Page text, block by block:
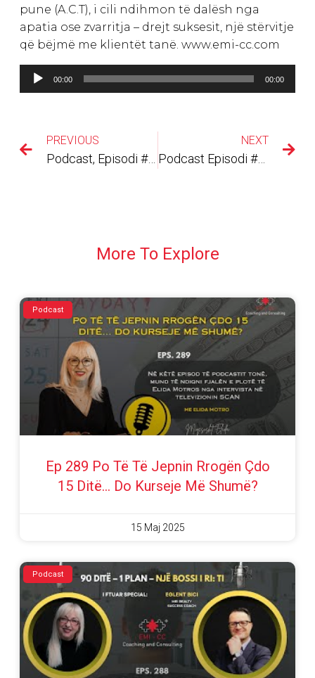
pune (A.C.T), i cili ndihmon të dalësh nga
apatia ose zvarritja – drejt suksesit, një stërvitje
që bëjmë me klientët tanë. www.emi-cc.com
Lojtës
Audiosh
00:00 00:00
PREVIOUS
Podcast, Episodi #1 Puna që do, nuk të vjen në derë, kërkoje! Miqesisht, Elida
NEXT
Podcast Episodi #3 Puna që do, ja si t’a kërkosh! Miqesisht, Elida
More To Explore
Podcast
Ep 289 Po Të Të Jepnin Rrogën Çdo
15 Ditë… Do Kurseje Më Shumë?
15 Maj 2025
Podcast